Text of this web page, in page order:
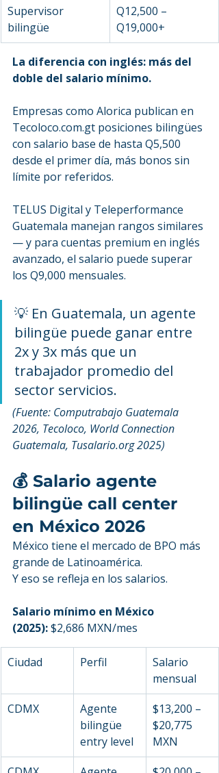
Supervisor
bilingüe
Q12,500 –
Q19,000+
La diferencia con inglés: más del
doble del salario mínimo.
Empresas como Alorica publican en
Tecoloco.com.gt posiciones bilingües
con salario base de hasta Q5,500
desde el primer día, más bonos sin
límite por referidos.
TELUS Digital y Teleperformance
Guatemala manejan rangos similares
— y para cuentas premium en inglés
avanzado, el salario puede superar
los Q9,000 mensuales.
💡 En Guatemala, un agente
bilingüe puede ganar entre
2x y 3x más que un
trabajador promedio del
sector servicios.
(Fuente: Computrabajo Guatemala
2026, Tecoloco, World Connection
Guatemala, Tusalario.org 2025)
💰 Salario agente
bilingüe call center
en México 2026
México tiene el mercado de BPO más
grande de Latinoamérica.
Y eso se refleja en los salarios.
Salario mínimo en México
(2025): $2,686 MXN/mes
Ciudad Perfil
Salario
mensual
CDMX
Agente
bilingüe
entry level
$13,200 –
$20,775
MXN